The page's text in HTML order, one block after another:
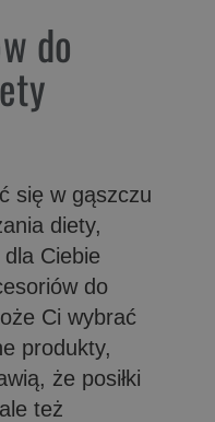
do
się w gąszczu
diety,
Ciebie
do
Ci wybrać
produkty,
że posiłki
też